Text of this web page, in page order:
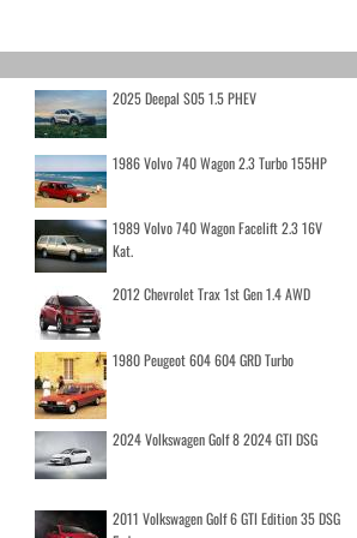
2025 Deepal S05 1.5 PHEV
1986 Volvo 740 Wagon 2.3 Turbo 155HP
1989 Volvo 740 Wagon Facelift 2.3 16V
Kat.
2012 Chevrolet Trax 1st Gen 1.4 AWD
1980 Peugeot 604 604 GRD Turbo
2024 Volkswagen Golf 8 2024 GTI DSG
2011 Volkswagen Golf 6 GTI Edition 35 DSG